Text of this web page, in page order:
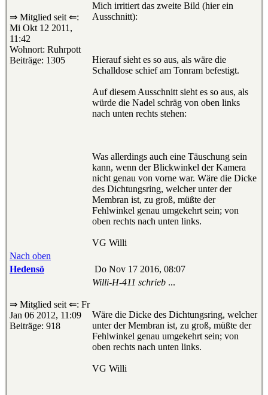
⇒ Mitglied seit ⇐:
Mi Okt 12 2011,
11:42
Wohnort: Ruhrpott
Beiträge: 1305
Mich irritiert das zweite Bild (hier ein
Ausschnitt):
Hierauf sieht es so aus, als wäre die
Schalldose schief am Tonram befestigt.
Auf diesem Ausschnitt sieht es so aus, als
würde die Nadel schräg von oben links
nach unten rechts stehen:
Was allerdings auch eine Täuschung sein
kann, wenn der Blickwinkel der Kamera
nicht genau von vorne war. Wäre die Dicke
des Dichtungsring, welcher unter der
Membran ist, zu groß, müßte der
Fehlwinkel genau umgekehrt sein; von
oben rechts nach unten links.
VG Willi
Nach oben
Hedensö
Do Nov 17 2016, 08:07
⇒ Mitglied seit ⇐: Fr
Jan 06 2012, 11:09
Beiträge: 918
Willi-H-411 schrieb ...
Wäre die Dicke des Dichtungsring, welcher
unter der Membran ist, zu groß, müßte der
Fehlwinkel genau umgekehrt sein; von
oben rechts nach unten links.
VG Willi